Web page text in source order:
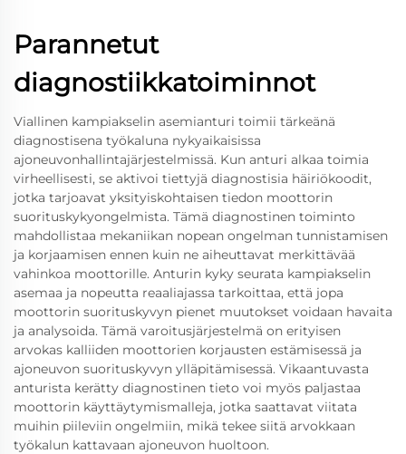
Parannetut
diagnostiikkatoiminnot
Viallinen kampiakselin asemianturi toimii tärkeänä
diagnostisena työkaluna nykyaikaisissa
ajoneuvonhallintajärjestelmissä. Kun anturi alkaa toimia
virheellisesti, se aktivoi tiettyjä diagnostisia häiriökoodit,
jotka tarjoavat yksityiskohtaisen tiedon moottorin
suorituskykyongelmista. Tämä diagnostinen toiminto
mahdollistaa mekaniikan nopean ongelman tunnistamisen
ja korjaamisen ennen kuin ne aiheuttavat merkittävää
vahinkoa moottorille. Anturin kyky seurata kampiakselin
asemaa ja nopeutta reaaliajassa tarkoittaa, että jopa
moottorin suorituskyvyn pienet muutokset voidaan havaita
ja analysoida. Tämä varoitusjärjestelmä on erityisen
arvokas kalliiden moottorien korjausten estämisessä ja
ajoneuvon suorituskyvyn ylläpitämisessä. Vikaantuvasta
anturista kerätty diagnostinen tieto voi myös paljastaa
moottorin käyttäytymismalleja, jotka saattavat viitata
muihin piileviin ongelmiin, mikä tekee siitä arvokkaan
työkalun kattavaan ajoneuvon huoltoon.